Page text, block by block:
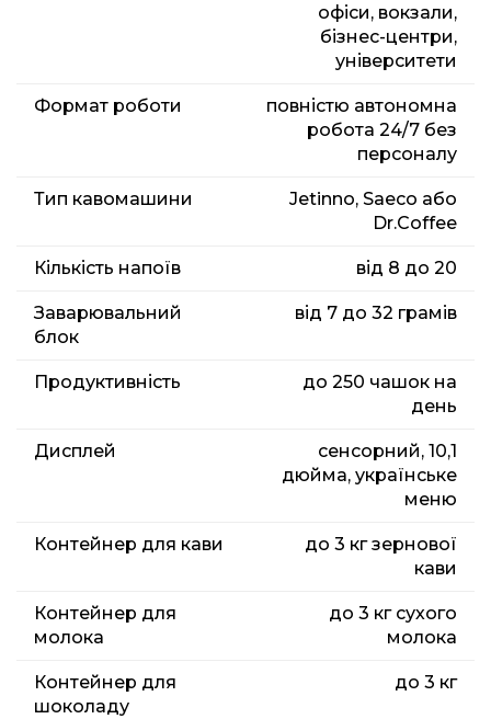
офіси, вокзали,
бізнес-центри,
університети
Формат роботи
повністю автономна
робота 24/7 без
персоналу
Тип кавомашини
Jetinno, Saeco або
Dr.Coffee
Кількість напоїв від 8 до 20
Заварювальний
блок
від 7 до 32 грамів
Продуктивність
до 250 чашок на
день
Дисплей
сенсорний, 10,1
дюйма, українське
меню
Контейнер для кави
до 3 кг зернової
кави
Контейнер для
молока
до 3 кг сухого
молока
Контейнер для
шоколаду
до 3 кг